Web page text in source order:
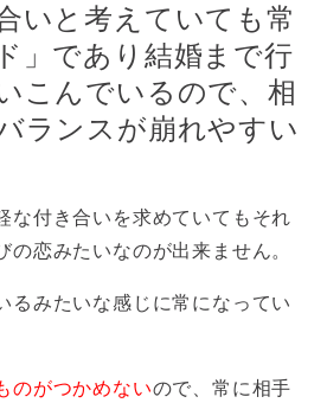
いと考えていても常
」であり結婚まで行
こんでいるので、相
ランスが崩れやすい
な付き合いを求めていてもそれ
の恋みたいなのが出来ません。
るみたいな感じに常になってい
のがつかめないので、常に相手